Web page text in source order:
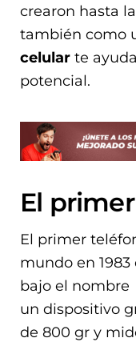
crearon hasta
también como
celularte
potencial.
El
El primer
mundo en
bajo el nombre
un dispositivo
de 800 gr y